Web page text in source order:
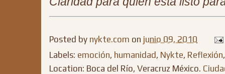
Posted by nykte.com on junio 09, 2010
Labels: emoción, humanidad, Nykte, Reflexión
Location: Boca del Río, Veracruz México.